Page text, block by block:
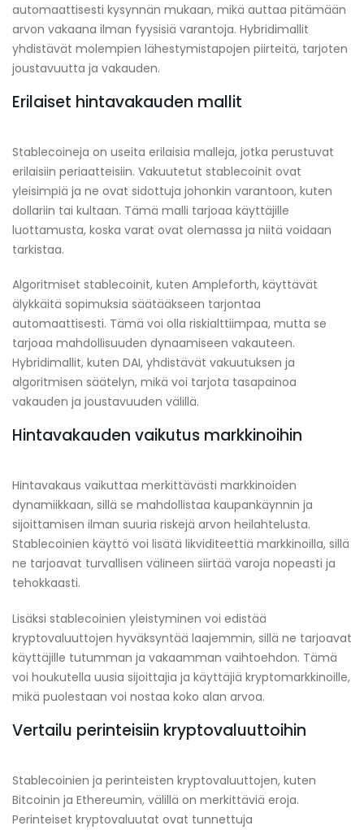
automaattisesti kysynnän mukaan, mikä auttaa pitämään
arvon vakaana ilman fyysisiä varantoja. Hybridimallit
yhdistävät molempien lähestymistapojen piirteitä, tarjoten
joustavuutta ja vakauden.
Erilaiset hintavakauden mallit
Stablecoineja on useita erilaisia malleja, jotka perustuvat
erilaisiin periaatteisiin. Vakuutetut stablecoinit ovat
yleisimpiä ja ne ovat sidottuja johonkin varantoon, kuten
dollariin tai kultaan. Tämä malli tarjoaa käyttäjille
luottamusta, koska varat ovat olemassa ja niitä voidaan
tarkistaa.
Algoritmiset stablecoinit, kuten Ampleforth, käyttävät
älykkäitä sopimuksia säätääkseen tarjontaa
automaattisesti. Tämä voi olla riskialttiimpaa, mutta se
tarjoaa mahdollisuuden dynaamiseen vakauteen.
Hybridimallit, kuten DAI, yhdistävät vakuutuksen ja
algoritmisen säätelyn, mikä voi tarjota tasapainoa
vakauden ja joustavuuden välillä.
Hintavakauden vaikutus markkinoihin
Hintavakaus vaikuttaa merkittävästi markkinoiden
dynamiikkaan, sillä se mahdollistaa kaupankäynnin ja
sijoittamisen ilman suuria riskejä arvon heilahtelusta.
Stablecoinien käyttö voi lisätä likviditeettiä markkinoilla, sillä
ne tarjoavat turvallisen välineen siirtää varoja nopeasti ja
tehokkaasti.
Lisäksi stablecoinien yleistyminen voi edistää
kryptovaluuttojen hyväksyntää laajemmin, sillä ne tarjoavat
käyttäjille tutumman ja vakaamman vaihtoehdon. Tämä
voi houkutella uusia sijoittajia ja käyttäjiä kryptomarkkinoille,
mikä puolestaan voi nostaa koko alan arvoa.
Vertailu perinteisiin kryptovaluuttoihin
Stablecoinien ja perinteisten kryptovaluuttojen, kuten
Bitcoinin ja Ethereumin, välillä on merkittäviä eroja.
Perinteiset kryptovaluutat ovat tunnettuja